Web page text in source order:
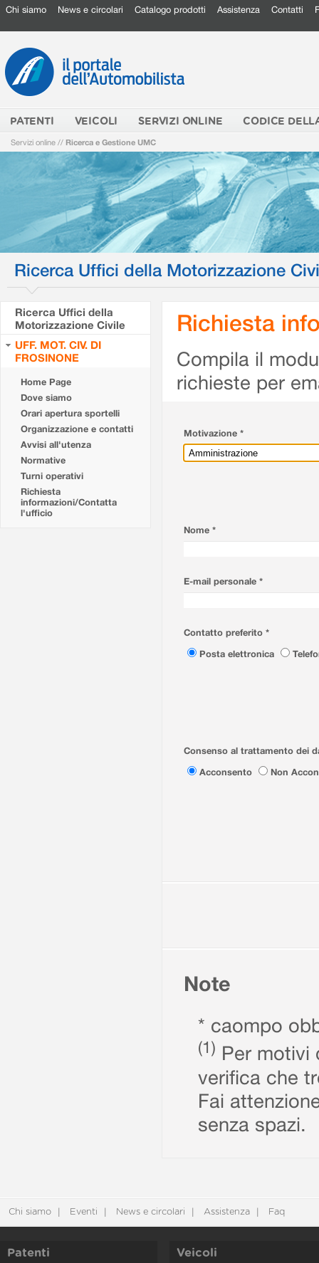
Chi siamo News e circolari Catalogo prodotti Assistenza Contatti
PATENTI VEICOLI SERVIZI ONLINE CODICE
Servizi online // Ricerca e Gestione UMC
Ricerca Uffici della Motorizzazione
Ricerca Uffici della
Motorizzazione Civile
UFF. MOT. CIV. DI
FROSINONE
Home Page
Dove siamo
Orari apertura sportelli
Organizzazione e contatti
Avvisi all'utenza
Normative
Turni operativi
Richiesta
informazioni/Contatta
l'ufficio
Richiesta
Compila il
richieste per
Motivazione *
Nome *
E-mail personale *
Contatto preferito *
Posta elettronica
Consenso al trattamento dei
Acconsento
Non
Note
* caompo
(1) Per motivi
verifica che
Fai
senza spazi.
Chi siamo Eventi News e circolari Assistenza Faq
Patenti Veicoli